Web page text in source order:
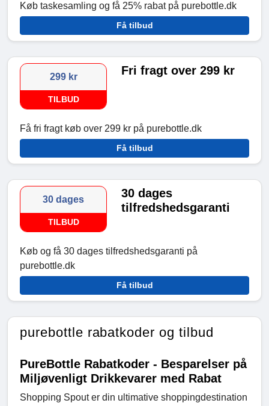
Køb taskesamling og få 25% rabat på purebottle.dk
Få tilbud
299 kr
TILBUD
Fri fragt over 299 kr
Få fri fragt køb over 299 kr på purebottle.dk
Få tilbud
30 dages
TILBUD
30 dages
tilfredshedsgaranti
Køb og få 30 dages tilfredshedsgaranti på
purebottle.dk
Få tilbud
purebottle rabatkoder og tilbud
PureBottle Rabatkoder - Besparelser på
Miljøvenligt Drikkevarer med Rabat
Shopping Spout er din ultimative shoppingdestination